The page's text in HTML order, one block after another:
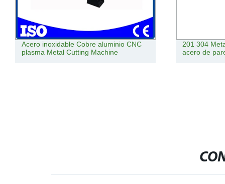
Acero inoxidable Cobre aluminio CNC
plasma Metal Cutting Machine
201 304
acero de